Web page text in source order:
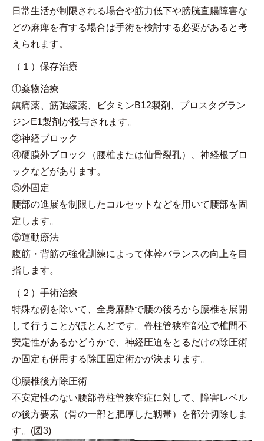
日常生活が制限される場合や筋力低下や膀胱直腸障害な
どの麻痺を有する場合は手術を検討する必要があると考
えられます。
（１）保存治療
①薬物治療
鎮痛薬、筋弛緩薬、ビタミンB12製剤、プロスタグラン
ジンE1製剤が投与されます。
②神経ブロック
④硬膜外ブロック（腰椎または仙骨裂孔）、神経根ブロ
ックなどがあります。
⑤外固定
腰部の進展を制限したコルセットなどを用いて腰部を固
定します。
⑤運動療法
腹筋・背筋の強化訓練によって体幹バランスの向上を目
指します。
（２）手術治療
特殊な例を除いて、全身麻酔で腰の後ろから腰椎を展開
して行うことがほとんどです。脊柱管狭窄部位で椎間不
安定性があるかどうかで、神経圧迫をとるだけの除圧術
か固定も併用する除圧固定術かが決まります。
①腰椎後方除圧術
不安定性のない腰部脊柱管狭窄症に対して、障害レベル
の後方要素（骨の一部と肥厚した靱帯）を部分切除しま
す。(図3)